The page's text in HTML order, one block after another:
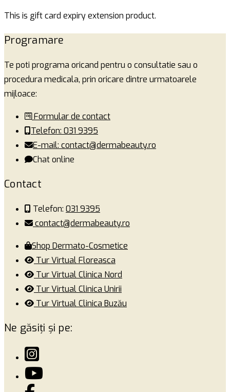
This is gift card expiry extension product.
Programare
Te poti programa oricand pentru o consultatie sau o
procedura medicala, prin oricare dintre urmatoarele
mijloace:
Formular de contact
Telefon: 031 9395
E-mail: contact@dermabeauty.ro
Chat online
Contact
Telefon: 031 9395
contact@dermabeauty.ro
Shop Dermato-Cosmetice
Tur Virtual Floreasca
Tur Virtual Clinica Nord
Tur Virtual Clinica Unirii
Tur Virtual Clinica Buzău
Ne găsiți și pe: